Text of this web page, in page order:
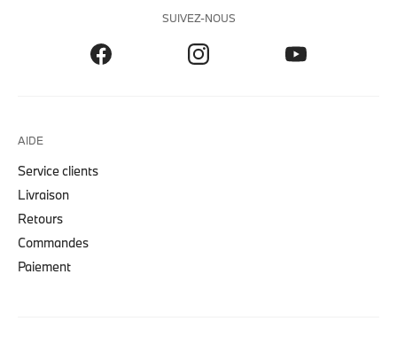
SUIVEZ-NOUS
AIDE
Service clients
Livraison
Retours
Commandes
Paiement